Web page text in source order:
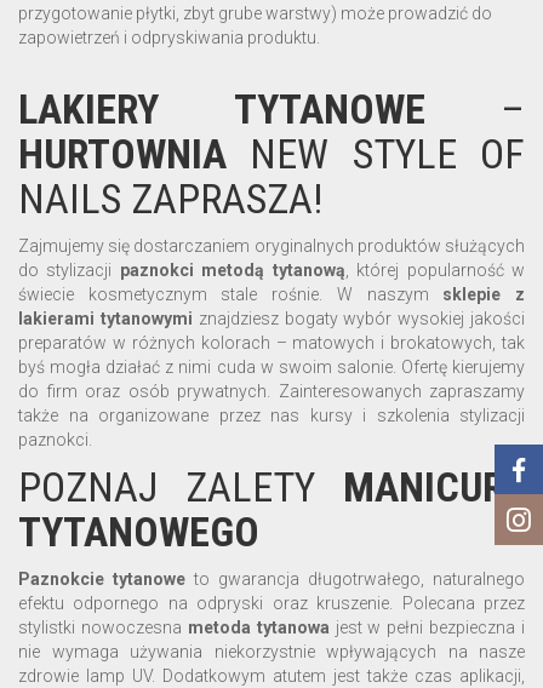
przygotowanie płytki, zbyt grube warstwy) może prowadzić do
zapowietrzeń i odpryskiwania produktu.
LAKIERY TYTANOWE –
HURTOWNIA NEW STYLE OF
NAILS ZAPRASZA!
Zajmujemy się dostarczaniem oryginalnych produktów służących
do stylizacji paznokci metodą tytanową , której popularność w
świecie kosmetycznym stale rośnie. W naszym sklepie
z
lakierami tytanowymi znajdziesz bogaty wybór wysokiej jakości
preparatów w różnych kolorach – matowych i brokatowych, tak
byś mogła działać z nimi cuda w swoim salonie. Ofertę kierujemy
do firm oraz osób prywatnych. Zainteresowanych zapraszamy
także na organizowane przez nas kursy i szkolenia stylizacji
paznokci.
POZNAJ ZALETY MANICURE
TYTANOWEGO
Paznokcie tytanowe to gwarancja długotrwałego, naturalnego
efektu odpornego na odpryski oraz kruszenie. Polecana przez
stylistki nowoczesna metoda tytanowa jest w pełni bezpieczna i
nie wymaga używania niekorzystnie wpływających na nasze
zdrowie lamp UV. Dodatkowym atutem jest także czas aplikacji,